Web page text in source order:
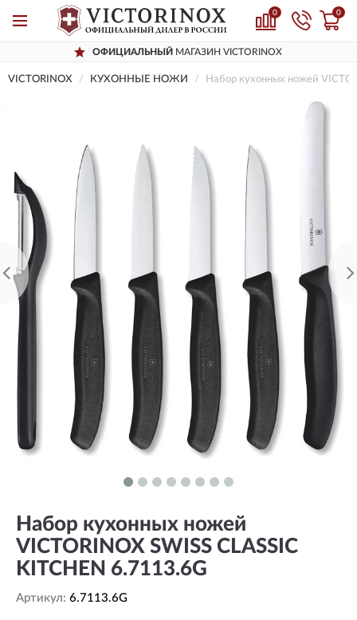
0 0
ОФИЦИАЛЬНЫЙ МАГАЗИН VICTORINOX
VICTORINOX КУХОННЫЕ НОЖИ Набор кухонных ножей
Набор кухонных ножей
VICTORINOX SWISS CLASSIC
KITCHEN 6.7113.6G
Артикул: 6.7113.6G